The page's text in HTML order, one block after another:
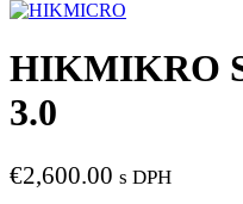
HIKMIKRO
3.0
€2,600.00 s DPH